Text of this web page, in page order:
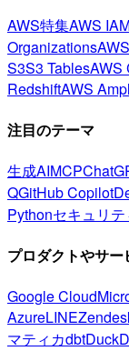
AWS特集AWS
Organizations
S3S3 TablesAWS
RedshiftAWS
注目のテーマ
生成AIMCP
QGitHub Copilot
Pythonセキュリテ
プロダクトやサー
Google Cloud
AzureLINE
マティカdbt